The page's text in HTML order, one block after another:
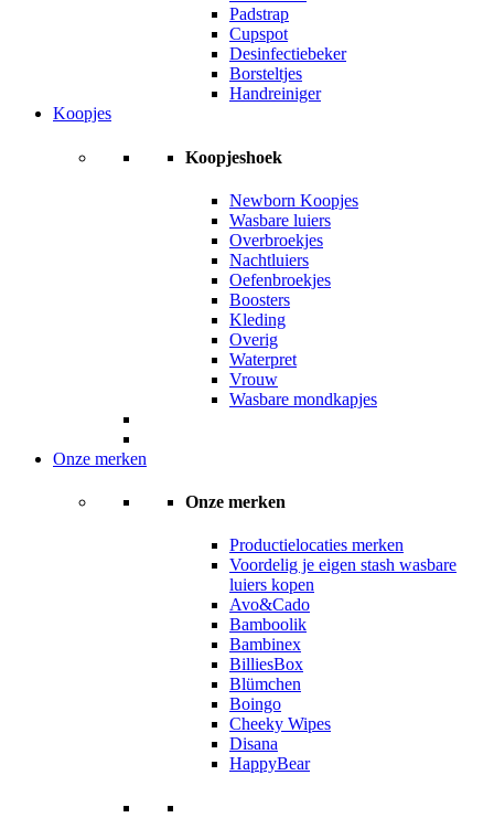
Padstrap
Cupspot
Desinfectiebeker
Borsteltjes
Handreiniger
Koopjes
Koopjeshoek
Newborn Koopjes
Wasbare luiers
Overbroekjes
Nachtluiers
Oefenbroekjes
Boosters
Kleding
Overig
Waterpret
Vrouw
Wasbare mondkapjes
Onze merken
Onze merken
Productielocaties merken
Voordelig je eigen stash wasbare
luiers kopen
Avo&Cado
Bamboolik
Bambinex
BilliesBox
Blümchen
Boingo
Cheeky Wipes
Disana
HappyBear